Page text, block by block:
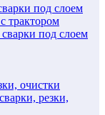
под слоем
трактором
под слоем
очистки
резки,